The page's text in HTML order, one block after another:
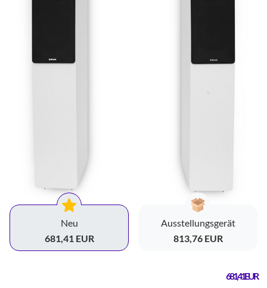
681,41 EUR
Neu
681,41 EUR
Ausstellungsgerät
813,76 EUR